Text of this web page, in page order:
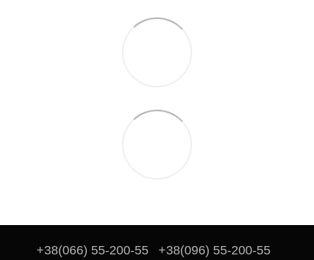
+38(066) 55-200-55 +38(096) 55-200-55